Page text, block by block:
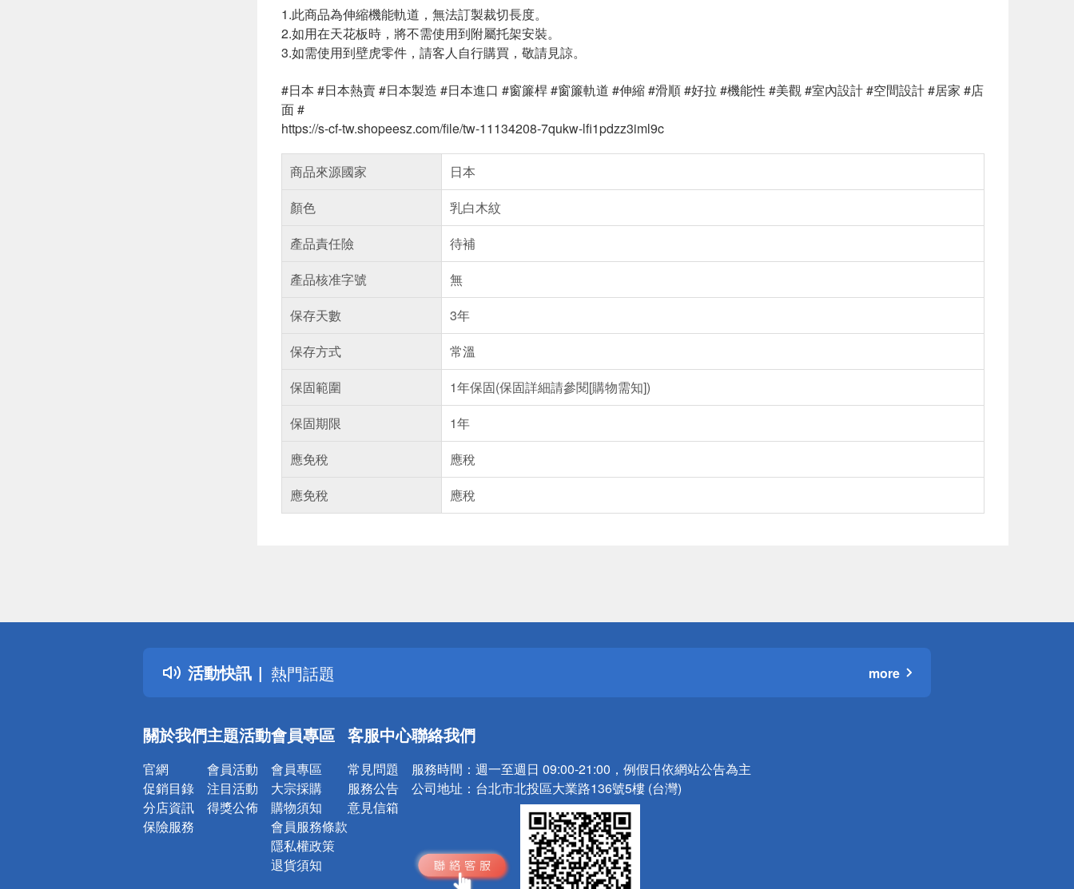
1.此商品為伸縮機能軌道，無法訂製裁切長度。
2.如用在天花板時，將不需使用到附屬托架安裝。
3.如需使用到壁虎零件，請客人自行購買，敬請見諒。
#日本 #日本熱賣 #日本製造 #日本進口 #窗簾桿 #窗簾軌道 #伸縮 #滑順 #好拉 #機能性 #美觀 #室內設計 #空間設計 #居家 #店
面 #
https://s-cf-tw.shopeesz.com/file/tw-11134208-7qukw-lfi1pdzz3iml9c
商品來源國家
日本
顏色
乳白木紋
產品責任險
待補
產品核准字號
無
保存天數
3年
保存方式
常溫
保固範圍
1年保固(保固詳細請參閱[購物需知])
保固期限
1年
應免稅
應稅
應免稅
應稅
活動快訊
詐騙網頁！請小心！
得獎公告
熱門話題
銀行優惠
詐騙網頁！請小心！
more
關於我們
官網
促銷目錄
分店資訊
保險服務
主題活動
會員活動
注目活動
得獎公佈
會員專區
會員專區
大宗採購
購物須知
會員服務條款
隱私權政策
退貨須知
客服中心
常見問題
服務公告
意見信箱
聯絡我們
服務時間： 週一至週日 09:00-21:00，例假日依網站公告為主
公司地址： 台北市北投區大業路136號5樓 (台灣)